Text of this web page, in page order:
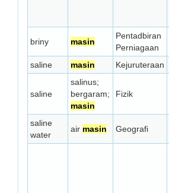
briny masin
Pentadbiran
Perniagaan
saline masin Kejuruteraan
saline
salinus;
bergaram;
masin
Fizik
saline
water
air masin Geografi